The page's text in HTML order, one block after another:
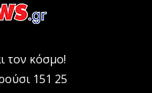
τον κόσμο!
151 25